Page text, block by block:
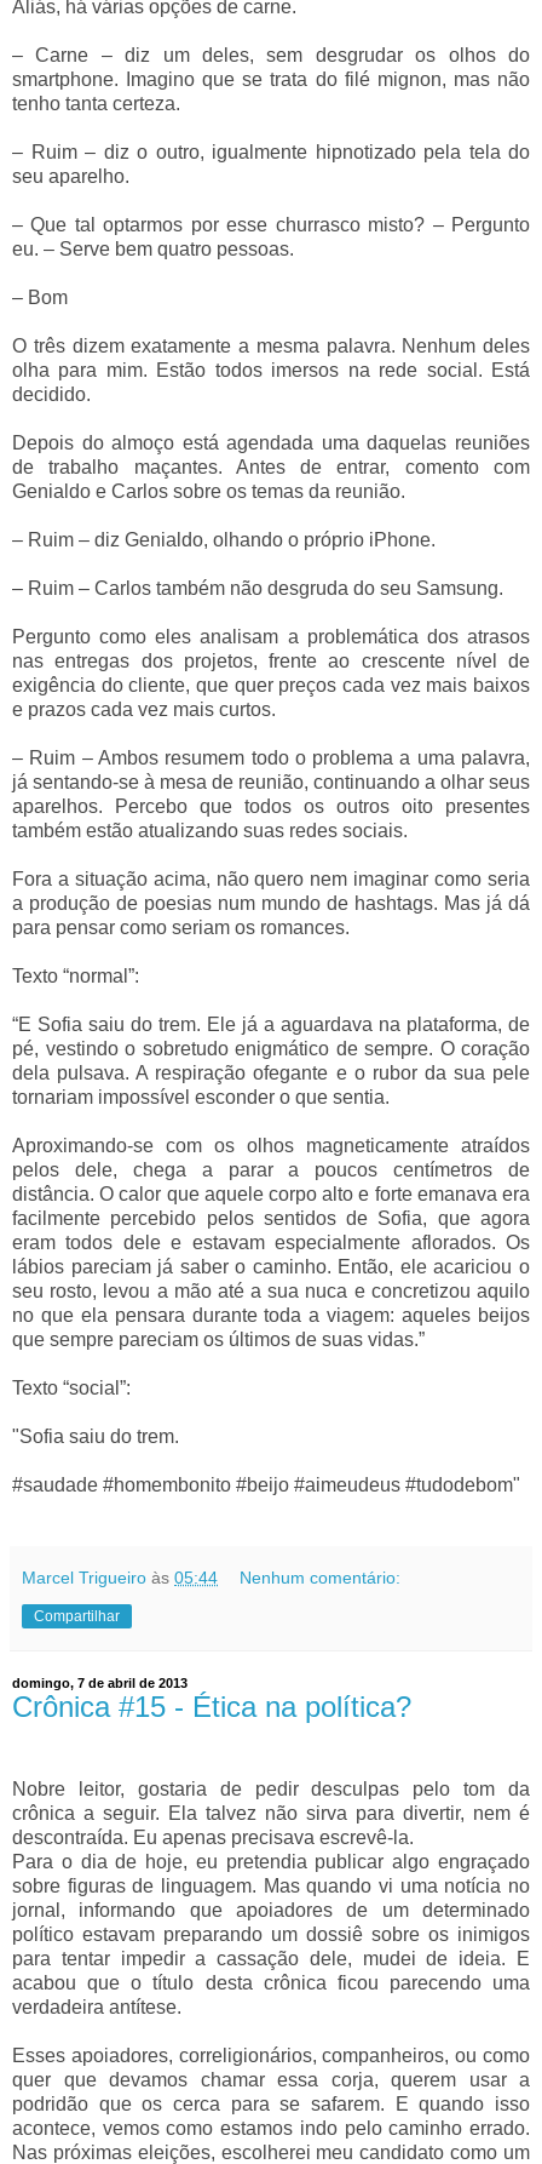
Aliás, há várias opções de carne.
– Carne – diz um deles, sem desgrudar os olhos do
smartphone. Imagino que se trata do filé mignon, mas não
tenho tanta certeza.
– Ruim – diz o outro, igualmente hipnotizado pela tela do
seu aparelho.
– Que tal optarmos por esse churrasco misto? – Pergunto
eu. – Serve bem quatro pessoas.
– Bom
O três dizem exatamente a mesma palavra. Nenhum deles
olha para mim. Estão todos imersos na rede social. Está
decidido.
Depois do almoço está agendada uma daquelas reuniões
de trabalho maçantes. Antes de entrar, comento com
Genialdo e Carlos sobre os temas da reunião.
– Ruim – diz Genialdo, olhando o próprio iPhone.
– Ruim – Carlos também não desgruda do seu Samsung.
Pergunto como eles analisam a problemática dos atrasos
nas entregas dos projetos, frente ao crescente nível de
exigência do cliente, que quer preços cada vez mais baixos
e prazos cada vez mais curtos.
– Ruim – Ambos resumem todo o problema a uma palavra,
já sentando-se à mesa de reunião, continuando a olhar seus
aparelhos. Percebo que todos os outros oito presentes
também estão atualizando suas redes sociais.
Fora a situação acima, não quero nem imaginar como seria
a produção de poesias num mundo de hashtags. Mas já dá
para pensar como seriam os romances.
Texto “normal”:
“E Sofia saiu do trem. Ele já a aguardava na plataforma, de
pé, vestindo o sobretudo enigmático de sempre. O coração
dela pulsava. A respiração ofegante e o rubor da sua pele
tornariam impossível esconder o que sentia.
Aproximando-se com os olhos magneticamente atraídos
pelos dele, chega a parar a poucos centímetros de
distância. O calor que aquele corpo alto e forte emanava era
facilmente percebido pelos sentidos de Sofia, que agora
eram todos dele e estavam especialmente aflorados. Os
lábios pareciam já saber o caminho. Então, ele acariciou o
seu rosto, levou a mão até a sua nuca e concretizou aquilo
no que ela pensara durante toda a viagem: aqueles beijos
que sempre pareciam os últimos de suas vidas.”
Texto “social”:
"Sofia saiu do trem.
#saudade #homembonito #beijo #aimeudeus #tudodebom"
Marcel Trigueiro às 05:44 Nenhum comentário:
Compartilhar
domingo, 7 de abril de 2013
Crônica #15 - Ética na política?
Nobre leitor, gostaria de pedir desculpas pelo tom da
crônica a seguir. Ela talvez não sirva para divertir, nem é
descontraída. Eu apenas precisava escrevê-la.
Para o dia de hoje, eu pretendia publicar algo engraçado
sobre figuras de linguagem. Mas quando vi uma notícia no
jornal, informando que apoiadores de um determinado
político estavam preparando um dossiê sobre os inimigos
para tentar impedir a cassação dele, mudei de ideia. E
acabou que o título desta crônica ficou parecendo uma
verdadeira antítese.
Esses apoiadores, correligionários, companheiros, ou como
quer que devamos chamar essa corja, querem usar a
podridão que os cerca para se safarem. E quando isso
acontece, vemos como estamos indo pelo caminho errado.
Nas próximas eleições, escolherei meu candidato como um